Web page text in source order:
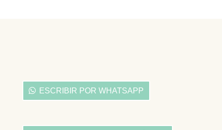
ESCRIBIR POR WHATSAPP